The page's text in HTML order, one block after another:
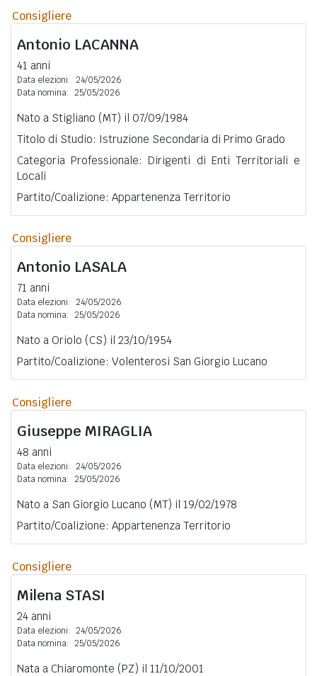
Consigliere
Antonio LACANNA
41 anni
Data elezioni: 24/05/2026
Data nomina: 25/05/2026
Nato a Stigliano (MT) il 07/09/1984
Titolo di Studio: Istruzione Secondaria di Primo Grado
Categoria Professionale: Dirigenti di Enti Territoriali e
Locali
Partito/Coalizione: Appartenenza Territorio
Consigliere
Antonio LASALA
71 anni
Data elezioni: 24/05/2026
Data nomina: 25/05/2026
Nato a Oriolo (CS) il 23/10/1954
Partito/Coalizione: Volenterosi San Giorgio Lucano
Consigliere
Giuseppe MIRAGLIA
48 anni
Data elezioni: 24/05/2026
Data nomina: 25/05/2026
Nato a San Giorgio Lucano (MT) il 19/02/1978
Partito/Coalizione: Appartenenza Territorio
Consigliere
Milena STASI
24 anni
Data elezioni: 24/05/2026
Data nomina: 25/05/2026
Nata a Chiaromonte (PZ) il 11/10/2001